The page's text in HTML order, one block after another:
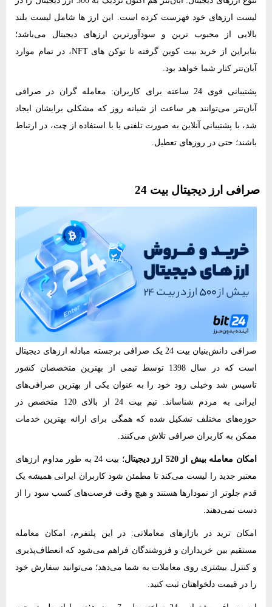
لیست ارزهای خود فهرست کرده است. این ارز ها شامل لیست بلند
بالایی از محبوب ‌ترین و سودآورترین ارزهای دیجیتال می‌باشد؛
بنابراین از خرید بیت کوین گرفته تا توکن ‌های NFT، در تمام موارد
آبان‌تتر کنار شما خواهد بود.
پشتیبانی قوی 24 ساعته برای کاربران: معامله ‌گران در صرافی
آبان‌تتر می‌توانند هر ساعت از شبانه روز که مشکلی برایشان ایجاد
شد، با پشتیبانی آنلاین به صورت تلفنی یا با استفاده از چت، در ارتباط
باشند؛ حتی در روزهای تعطیل.
صرافی ارز دیجیتال بیت 24
صرافی دانش‌بنیان بیت 24 یک صرافی برجسته مبادله ارزهای دیجیتال
است که در سال 1398 توسط تیمی از بهترین متخصصان کشور
تاسیس شد وخیلی زود خود را به عنوان یکی از بهترین صرافی‌های
ایرانی به مردم شناساند. تیم بیت 24 از بالای 120 متخصص در
حوزه‌های مختلف تشکیل شده که همگی برای ارائه بهترین خدمات
ممکن به کاربران صرافی تلاش می‌کنند.
امکان معامله بیش از 520 ارز دیجیتال
؛ بیت 24 به طور مداوم ارزهای
معتبر جدید را لیست می‌کند تا مطمئن شود کاربران ایرانی همیشه یک
قدم جلوتر از نمودارها هستند و هیچ وقت فرصت‌های کسب سود را از
دست نمی‌دهند.
امکان ترید در بازارهای معاملاتی: در این پلتفرم، امکان معامله
مستقیم بین خریداران و فروشندگان فراهم می‌شود که انعطاف‌پذیری
و کنترل بیشتری روی معاملات به شما می‌دهد؛ می‌توانید سفارش خود
را در قیمت دلخواهتان ثبت کنید.